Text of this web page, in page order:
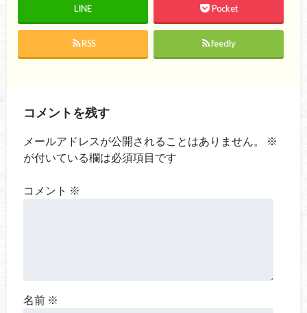
LINE Pocket
RSS feedly
コメントを残す
メールアドレスが公開されることはありません。
※
が付いている欄は必須項目です
コメント ※
名前 ※